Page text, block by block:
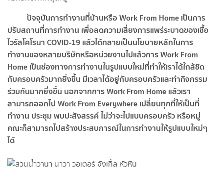
ปัจจุบันการทำงานที่บ้านหรือ Work From Home เป็นการ
ปรับสถานที่การทำงาน เพื่อลดความเสี่ยงการแพร่ระบาดของเชื้อ
ไวรัสโคโรนา COVID-19 แล้วได้กลายเป็นนโยบายหลักในการ
ทำงานของหลายบริษัทหรือหน่วยงานไปแล้วการ Work From
Home เป็นช่องทางการทำงานในรูปแบบใหม่ที่ทำให้เราได้ใกล้ชิด
กับครอบครัวมากยิ่งขึ้น มีเวลาได้อยู่กับครอบครัวและทำกิจกรรม
ร่วมกันมากยิ่งขึ้น นอกจากการ Work From Home แล้วเรา
สามารถออกไป Work From Everywhere เปลี่ยนทุกที่ให้เป็นที่
ทำงาน ประชุม พบปะสังสรรค์ ไม่ว่าจะไปแบบครอบครัว หรือหมู่
คณะก็สามารถไปสร้างประสบการณ์ในการทำงานให้รูปแบบใหม่ๆ
ได้